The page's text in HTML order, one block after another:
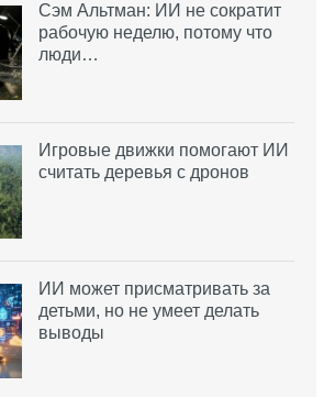
Сэм Альтман: ИИ не сократит
рабочую неделю, потому что
люди…
Игровые движки помогают ИИ
считать деревья с дронов
ИИ может присматривать за
детьми, но не умеет делать
выводы